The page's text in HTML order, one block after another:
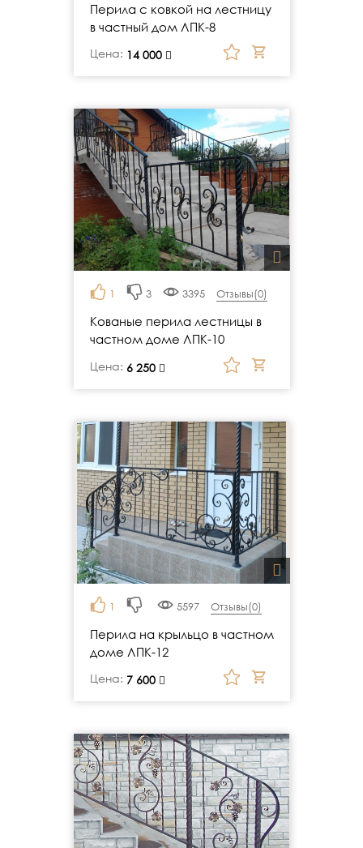
Перила с ковкой на лестницу
в частный дом ЛПК-8
Цена: 14 000
руб.
1 3 3395 Отзывы(0)
Кованые перила лестницы в
частном доме ЛПК-10
Цена: 6 250
руб.
1 5597 Отзывы(0)
Перила на крыльцо в частном
доме ЛПК-12
Цена: 7 600
руб.